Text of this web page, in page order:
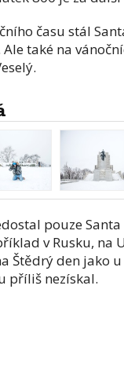
času stál
také na
pouze
v Rusku, na
Štědrý den jako
příliš nezískal.